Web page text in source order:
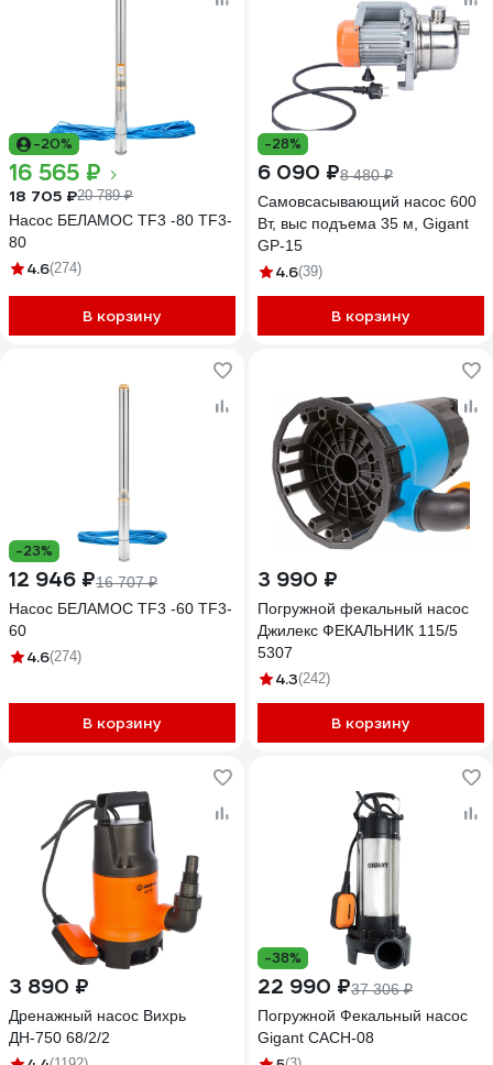
-20%
16 565 ₽
18 705 ₽20 789 ₽
Насос БЕЛАМОС TF3 -80 TF3-
80
4.6(274)
В корзину
-28%
6 090 ₽8 480 ₽
Самовсасывающий насос 600
Вт, выс подъема 35 м, Gigant
GP-15
4.6(39)
В корзину
-23%
12 946 ₽16 707 ₽
Насос БЕЛАМОС TF3 -60 TF3-
60
4.6(274)
В корзину
3 990 ₽
Погружной фекальный насос
Джилекс ФЕКАЛЬНИК 115/5
5307
4.3(242)
В корзину
3 890 ₽
Дренажный насос Вихрь
ДН-750 68/2/2
-38%
22 990 ₽37 306 ₽
Погружной Фекальный насос
Gigant CACH-08